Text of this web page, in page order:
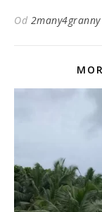
Od 2many4granny